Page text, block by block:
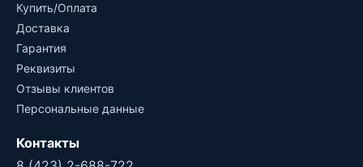
Купить/Оплата
Доставка
Гарантия
Реквизиты
Отзывы клиентов
Персональные данные
Контакты